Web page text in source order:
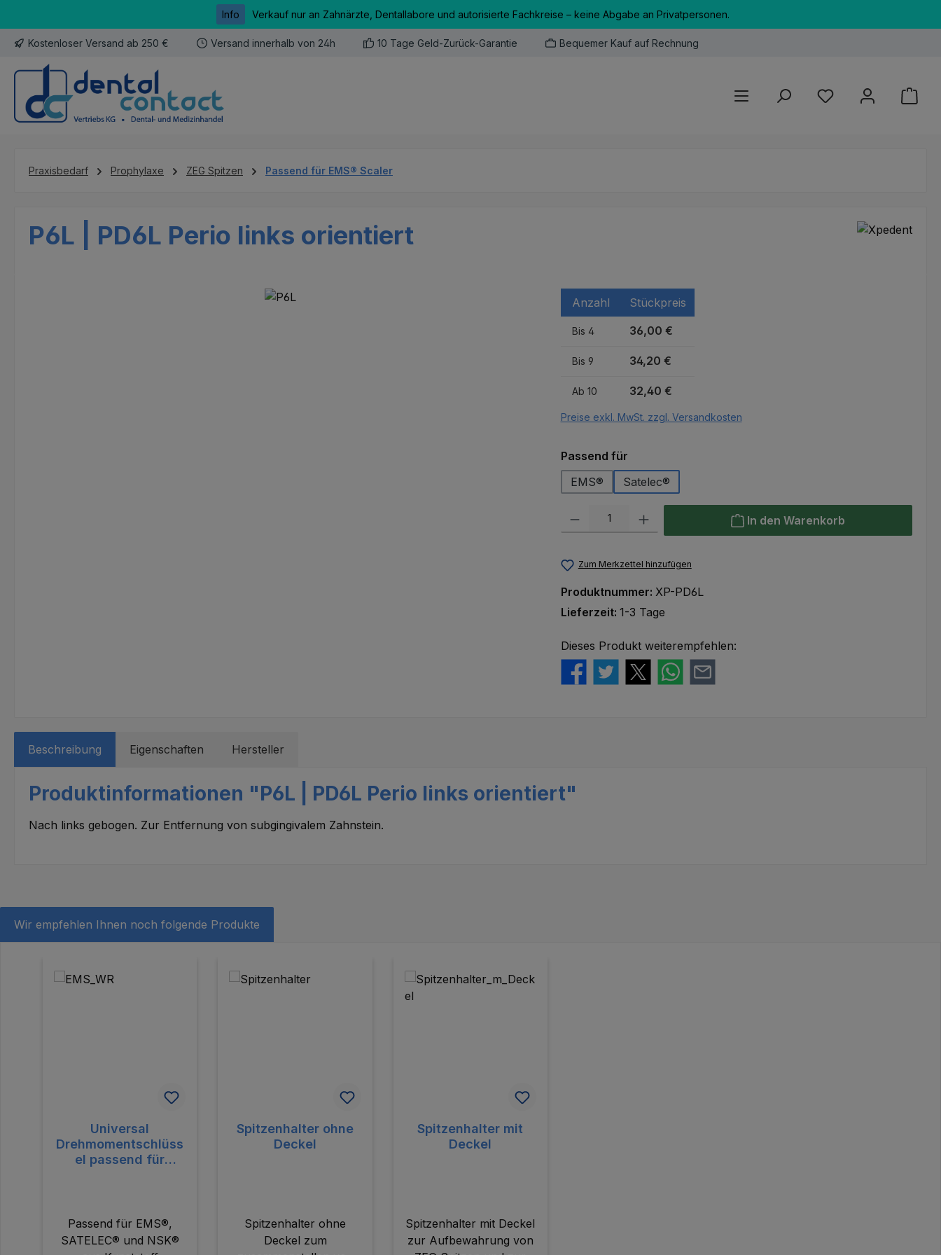
Info Verkauf nur an Zahnärzte, Dentallabore und autorisierte Fachkreise – keine Abgabe an Privatpersonen.
Kostenloser Versand ab 250 € Versand innerhalb von 24h 10 Tage Geld-Zurück-Garantie Bequemer Kauf auf Rechnung
Du hast 0 Produkte
Praxisbedarf Prophylaxe ZEG Spitzen Passend für EMS® Scaler
P6L | PD6L Perio links orientiert
Anzahl Stückpreis
Bis 4 36,00 €
Bis 9 34,20 €
Ab 10 32,40 €
Preise exkl. MwSt. zzgl. Versandkosten
Passend fürauswählen
EMS®
Satelec®
Produkt Anzahl: Gib den gewünschten Wert ein oder benutze die Schaltflächen
In den Warenkorb
Zum Merkzettel hinzufügen
Produktnummer: XP-PD6L
Lieferzeit: 1-3 Tage
Dieses Produkt weiterempfehlen:
Beschreibung Eigenschaften Hersteller
Produktinformationen "P6L | PD6L Perio links orientiert"
Nach links gebogen. Zur Entfernung von subgingivalem Zahnstein.
Wir empfehlen Ihnen noch folgende Produkte
Universal
Drehmomentschlüss
el passend für
Passend für EMS®,
SATELEC® und NSK®
Spitzenhalter ohne
Deckel
Spitzenhalter ohne
Deckel zum
Spitzenhalter mit
Deckel
Spitzenhalter mit Deckel
zur Aufbewahrung von